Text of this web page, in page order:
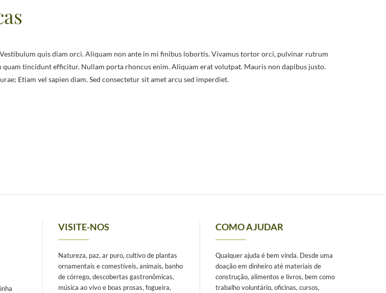
quam tincidunt efficitur. Nullam porta rhoncus enim. Aliquam erat volutpat. Mauris non dapibus justo.
Etiam vel sapien diam. Sed consectetur sit amet arcu sed imperdiet.
VISITE-NOS
Natureza, paz, ar puro, cultivo de plantas
ornamentais e comestíveis, animais, banho
de córrego, descobertas gastronômicas,
música ao vivo e boas prosas, fogueira,
COMO AJUDAR
Qualquer ajuda é bem vinda. Desde uma
doação em dinheiro até materiais de
construção, alimentos e livros, bem como
trabalho voluntário, oficinas, cursos,